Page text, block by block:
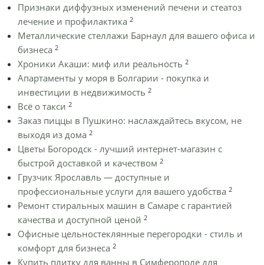
Признаки диффузных изменений печени и стеатоз
лечение и профилактика 2
Металлические стеллажи Барнаул для вашего офиса и
бизнеса 2
Хроники Акаши: миф или реальность 2
Апартаменты у моря в Болгарии - покупка и
инвестиции в недвижимость 2
Всё о такси 2
Заказ пиццы в Пушкино: наслаждайтесь вкусом, не
выходя из дома 2
Цветы Богородск - лучший интернет-магазин с
быстрой доставкой и качеством 2
Грузчик Ярославль — доступные и
профессиональные услуги для вашего удобства 2
Ремонт стиральных машин в Самаре с гарантией
качества и доступной ценой 2
Офисные цельностеклянные перегородки - стиль и
комфорт для бизнеса 2
Купить плитку для ванны в Симферополе для